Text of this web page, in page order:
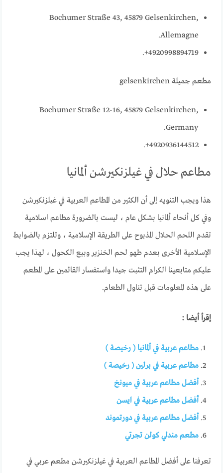
Bochumer Straße 43, 45879 Gelsenkirchen,
Allemagne.
4920998894719+.
مطعم جميلة gelsenkirchen
Bochumer Straße 12-16, 45879 Gelsenkirchen,
Germany.
4920936144512+.
مطاعم حلال في غيلزنكيرشن ألمانيا
هذا ويجب التنويه إلى أن الكثير من المطاعم العربية في غيلزنكيرشن
وفي كل أنحاء ألمانيا بشكل عام ، ليست بالضرورة مطاعم اسلامية
تقدم اللحم الحلال المذبوح على الطريقة الإسلامية ، وتلتزم بالضوابط
الإسلامية الأخرى بعدم طهو لحم الخنزير وبيع الكحول ، لهذا يجب
عليكم متابعينا الكرام التثبت جيدا واستفسار القائمين على المطعم
على هذه المعلومات قبل تناول الطعام.
إقرأ أيضا :
مطاعم عربية في ألمانيا ( رخيصة )
مطاعم عربية في برلين ( رخيصة )
أفضل مطاعم عربية في ميونخ
أفضل مطاعم عربية في ايسن
أفضل مطاعم عربية في دورتموند
مطعم مندلي كولن تجرتي
تعرفنا على أفضل المطاعم العربية في غيلزنكيرشن مطعم عربي في